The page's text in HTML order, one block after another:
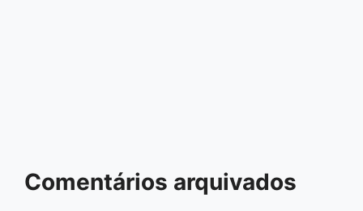
Comentários arquivados